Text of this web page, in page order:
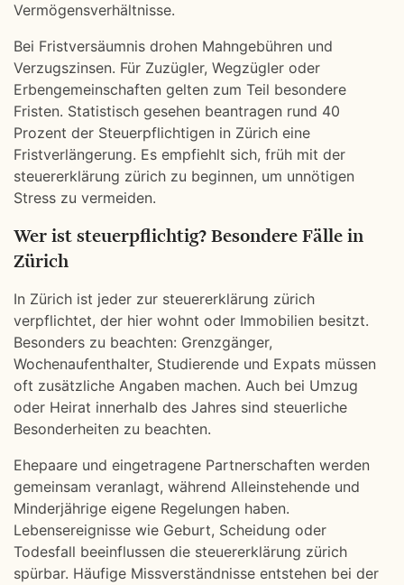
Vermögensverhältnisse.
Bei Fristversäumnis drohen Mahngebühren und
Verzugszinsen. Für Zuzügler, Wegzügler oder
Erbengemeinschaften gelten zum Teil besondere
Fristen. Statistisch gesehen beantragen rund 40
Prozent der Steuerpflichtigen in Zürich eine
Fristverlängerung. Es empfiehlt sich, früh mit der
steuererklärung zürich zu beginnen, um unnötigen
Stress zu vermeiden.
Wer ist steuerpflichtig? Besondere Fälle in
Zürich
In Zürich ist jeder zur steuererklärung zürich
verpflichtet, der hier wohnt oder Immobilien besitzt.
Besonders zu beachten: Grenzgänger,
Wochenaufenthalter, Studierende und Expats müssen
oft zusätzliche Angaben machen. Auch bei Umzug
oder Heirat innerhalb des Jahres sind steuerliche
Besonderheiten zu beachten.
Ehepaare und eingetragene Partnerschaften werden
gemeinsam veranlagt, während Alleinstehende und
Minderjährige eigene Regelungen haben.
Lebensereignisse wie Geburt, Scheidung oder
Todesfall beeinflussen die steuererklärung zürich
spürbar. Häufige Missverständnisse entstehen bei der